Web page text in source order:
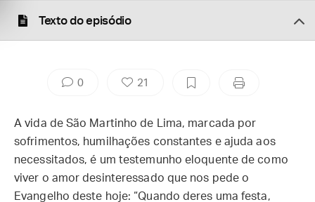
Texto do episódio
0 21
A vida de São Martinho de Lima, marcada por
sofrimentos, humilhações constantes e ajuda aos
necessitados, é um testemunho eloquente de como
viver o amor desinteressado que nos pede o
Evangelho deste hoje: “Quando deres uma festa,